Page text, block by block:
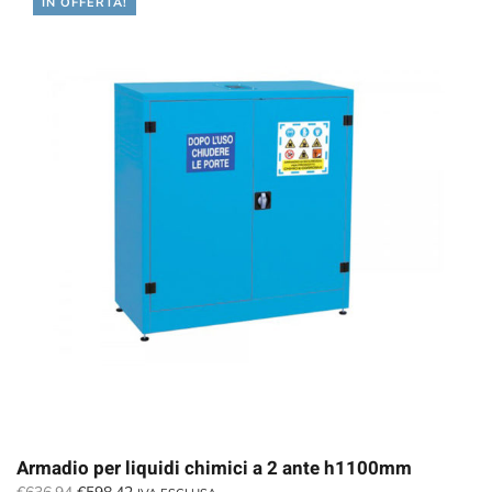
Armadio per liquidi chimici a 2 ante h1100mm